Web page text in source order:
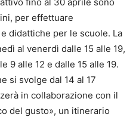
fino al 30 aprile sono
per effettuare
didattiche per le scuole. La
al venerdì dalle 15 alle 19,
9 alle 12 e dalle 15 alle 19.
si svolge dal 14 al 17
in collaborazione con il
del gusto», un itinerario